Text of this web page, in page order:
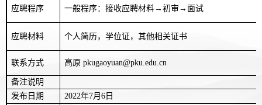
应聘程序 一般程序：接收应聘材料→初审→面试
应聘材料 个人简历，学位证，其他相关证书
联系方式 高原 pkugaoyuan@pku.edu.cn
备注说明
发布日期
2022年7月 6 日